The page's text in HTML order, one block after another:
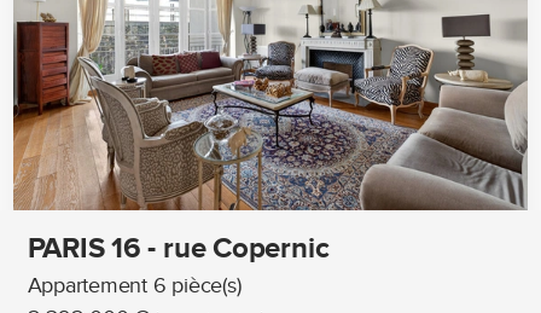
PARIS 16 - rue Copernic
Appartement 6 pièce(s)